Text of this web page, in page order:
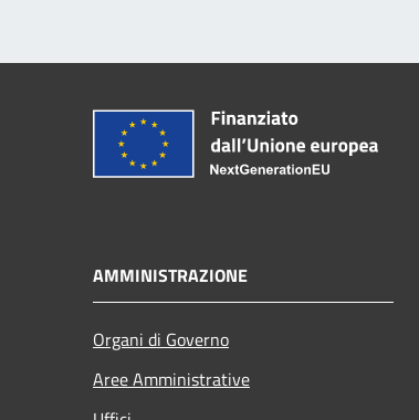
AMMINISTRAZIONE
Organi di Governo
Aree Amministrative